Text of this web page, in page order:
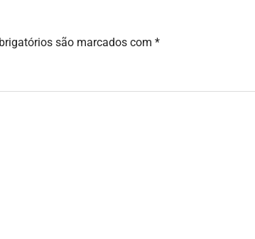
são marcados com*